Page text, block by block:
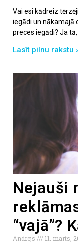
Vai esi kādreiz
iegādi un nākamajā
preces iegādi? Ja
Lasīt pilnu rakstu
Nejauši
“vajā”?
Andrejs
11. marts,